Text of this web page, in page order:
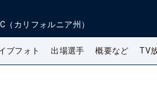
（カリフォルニア州）
ブフォト 出場選手 概要など TV